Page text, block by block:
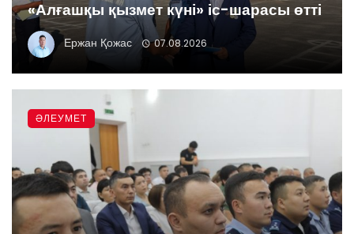
«Алғашқы қызмет күні» іс-шарасы өтті
Ержан Қожас 07.08.2026
ӘЛЕУМЕТ